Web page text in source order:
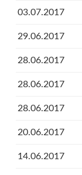
03.07.2017
29.06.2017
28.06.2017
28.06.2017
28.06.2017
20.06.2017
14.06.2017